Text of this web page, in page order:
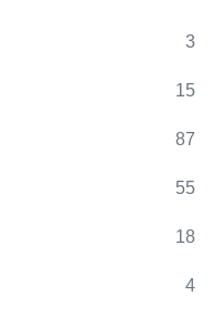
3
15
87
55
18
4